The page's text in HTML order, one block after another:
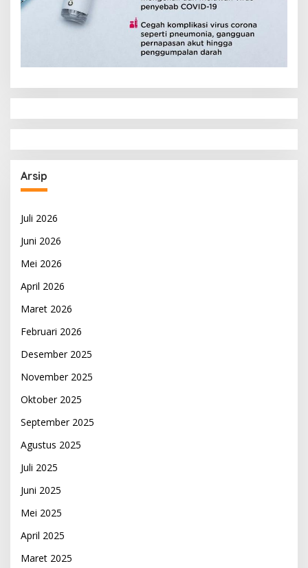
Arsip
Juli 2026
Juni 2026
Mei 2026
April 2026
Maret 2026
Februari 2026
Desember 2025
November 2025
Oktober 2025
September 2025
Agustus 2025
Juli 2025
Juni 2025
Mei 2025
April 2025
Maret 2025